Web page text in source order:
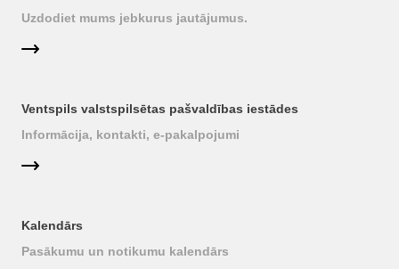
Uzdodiet mums jebkurus jautājumus.
Ventspils valstspilsētas pašvaldības iestādes
Informācija, kontakti, e-pakalpojumi
Kalendārs
Pasākumu un notikumu kalendārs